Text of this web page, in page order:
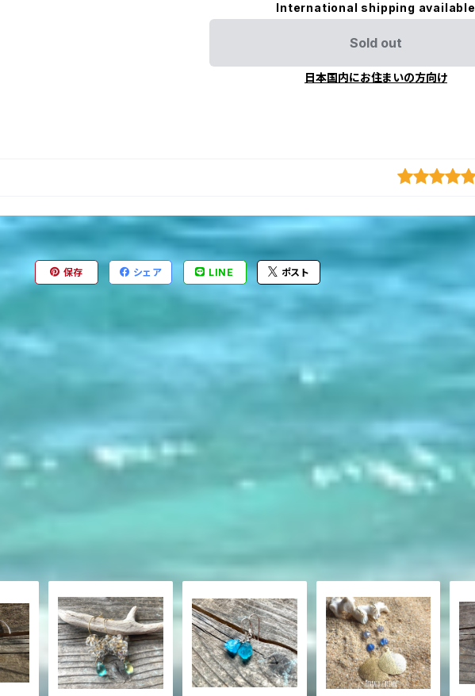
International shipping available
Sold out
日本国内にお住まいの方向け
保存 シェア LINE ポスト